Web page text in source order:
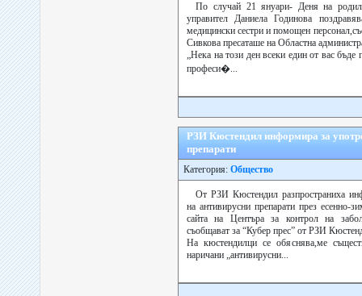
По случай 21 януари- Деня на
управител Даниела Годинова
медицински сестри и помощен
Сивкова пресаташе на Областна
„Нека на този ден всеки един от вас бъде
професи�...
РЗИ Кюстендил информира за
препарати
Категория: Общество
От РЗИ Кюстендил разпространиха
на антивирусни препарати през есенно-
сайта на Центъра за контрол на
съобщават за “Кубер прес” от РЗИ
На кюстендилци се обяснява,ме
наричани „антивирусни...